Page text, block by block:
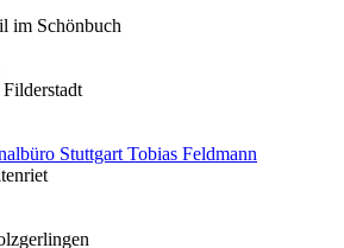
im Schönbuch
Stuttgart Tobias Feldmann